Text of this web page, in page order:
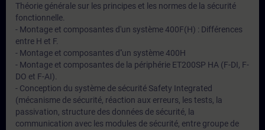
Théorie générale sur les principes et les normes de la sécurité
fonctionnelle.
- Montage et composantes d'un système 400F(H) : Différences
entre H et F.
- Montage et composantes d''un système 400H
- Montage et composantes de la périphérie ET200SP HA (F-DI, F-
DO et F-AI).
- Conception du système de sécurité Safety Integrated
(mécanisme de sécurité, réaction aux erreurs, les tests, la
passivation, structure des données de sécurité, la
communication avec les modules de sécurité, entre groupe de